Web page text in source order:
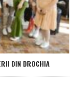
DIN DROCHIA